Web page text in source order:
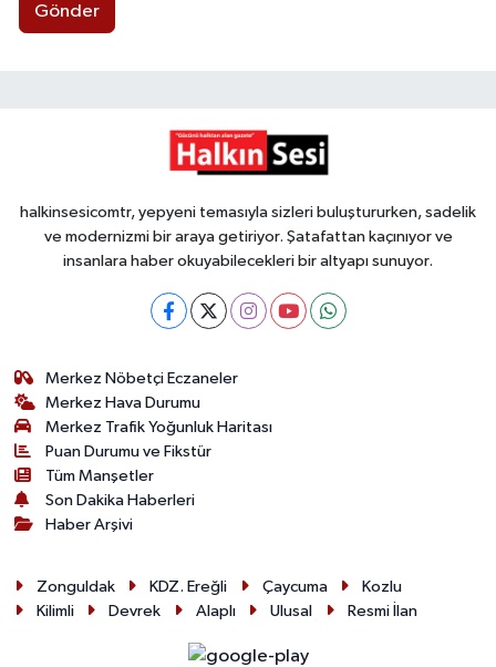
Gönder
halkinsesicomtr, yepyeni temasıyla sizleri buluştururken, sadelik
ve modernizmi bir araya getiriyor. Şatafattan kaçınıyor ve
insanlara haber okuyabilecekleri bir altyapı sunuyor.
Merkez Nöbetçi Eczaneler
Merkez Hava Durumu
Merkez Trafik Yoğunluk Haritası
Puan Durumu ve Fikstür
Tüm Manşetler
Son Dakika Haberleri
Haber Arşivi
Zonguldak KDZ. Ereğli Çaycuma
Kozlu
Kilimli
Devrek Alaplı Ulusal Resmi İlan